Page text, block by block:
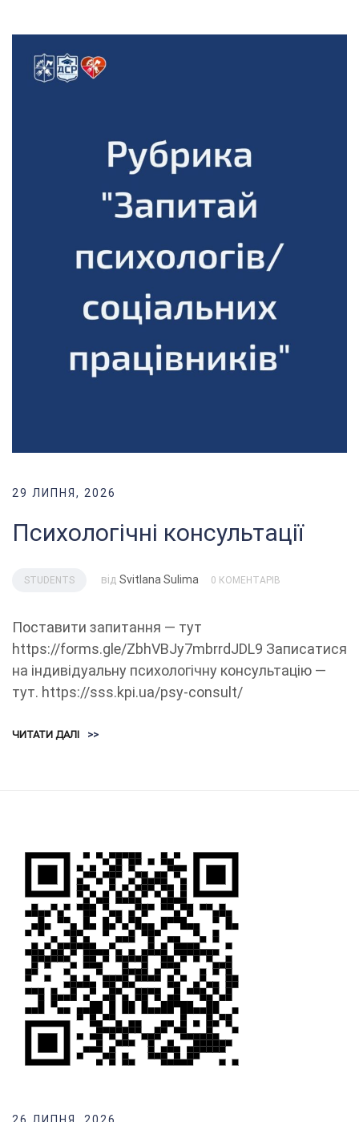
29 ЛИПНЯ, 2026
Психологічні консультації
STUDENTS від Svitlana Sulima 0 КОМЕНТАРІВ
Поставити запитання — тут
https://forms.gle/ZbhVBJy7mbrrdJDL9 Записатися
на індивідуальну психологічну консультацію —
тут. https://sss.kpi.ua/psy-consult/
ЧИТАТИ ДАЛІ >>